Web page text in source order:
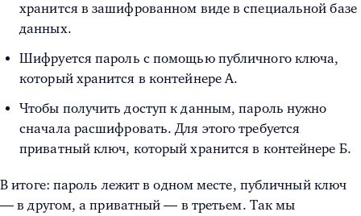
хранится в зашифрованном виде в специальной базе
данных.
Шифруется пароль с помощью публичного ключа,
который хранится в контейнере A.
Чтобы получить доступ к данным, пароль нужно
сначала расшифровать. Для этого требуется
приватный ключ, который хранится в контейнере Б.
В итоге: пароль лежит в одном месте, публичный ключ
— в другом, а приватный — в третьем. Так мы